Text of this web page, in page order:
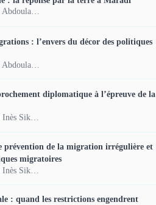
Youssouf Abdoulaye Haidara
: l’envers du décor des politiques
Youssouf Abdoulaye Haidara
diplomatique à l’épreuve de la
Tamaltan Inès Sikngaye
prévention de la migration irrégulière et
migratoires
Tamaltan Inès Sikngaye
: quand les restrictions engendrent